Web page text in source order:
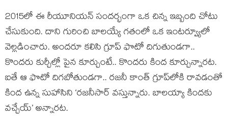
2015లో ఈ రీయూనియన్ సందర్భంగా ఒక చిన్న ఇబ్బంది చోటు
చేసుకుంది. దాని గురించి బాలయ్యే గతంలో ఒక ఇంటర్వ్యూలో
వెల్లడించారు. అందరూ కలిసి గ్రూప్ ఫొటో దిగుతుండగా..
కొందరు కుర్చీల్లో పైన కూర్చుంటే.. కొందరు కింద కూర్చున్నారట.
ఐతే ఆ ఫొటో దిగబోతుండగా.. రజనీ కాంత్ గ్రూప్‌లోకి రావడంతో
కింద ఉన్న సుహాసిని ‘రజనీసార్ వస్తున్నారు. బాలయ్యా కిందకు
వచ్చేయ్’ అన్నారట.